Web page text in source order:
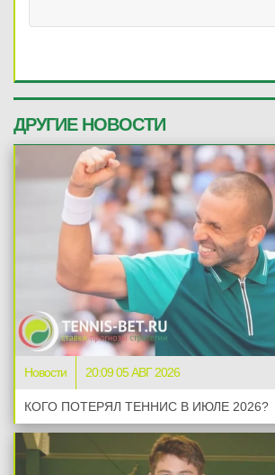
ДРУГИЕ НОВОСТИ
Новости 20:09 05 АВГ 2026
КОГО ПОТЕРЯЛ ТЕННИС В ИЮЛЕ 2026?